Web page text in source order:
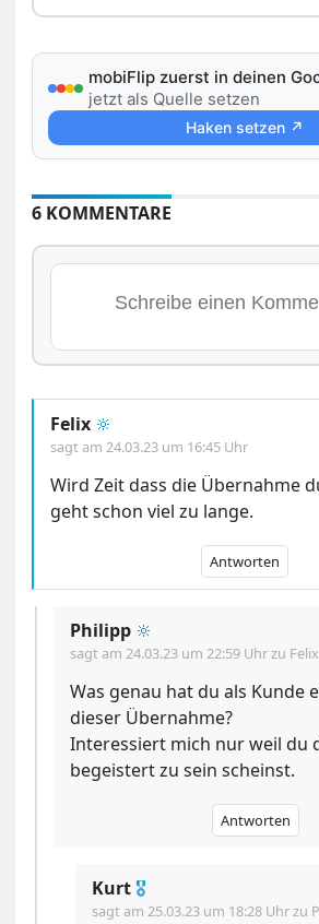
mobiFlip zuerst in deinen
jetzt als Quelle setzen
Haken setzen ↗
6 KOMMENTARE
Felix 🔆
sagt am24.03.23 um 16:45 Uhr
Wird Zeit dass die Übernahme
geht schon viel zu lange.
Antworten
Philipp 🔆
sagt am24.03.23 um 22:59 Uhrzu
Was genau hat du als Kunde
dieser Übernahme?
Interessiert mich nur weil du
begeistert zu sein scheinst.
Antworten
Kurt 🎖
sagt am25.03.23 um 18:28 Uhrzu